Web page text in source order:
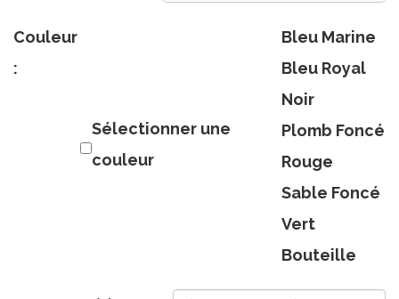
Couleur
:
Sélectionner une
couleur
Bleu Marine
Bleu Royal
Noir
Plomb Foncé
Rouge
Sable Foncé
Vert
Bouteille